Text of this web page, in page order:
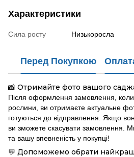
Характеристики
Сила росту Низькоросла
Перед Покупкою
📸 Отримайте фото вашого
Після оформлення замовлення,
рослини, ви отримаєте актуальне
готуються до відправлення. Якщо
ви зможете скасувати замовлення.
та вашу впевненість у покупці!
💬 Допоможемо обрати